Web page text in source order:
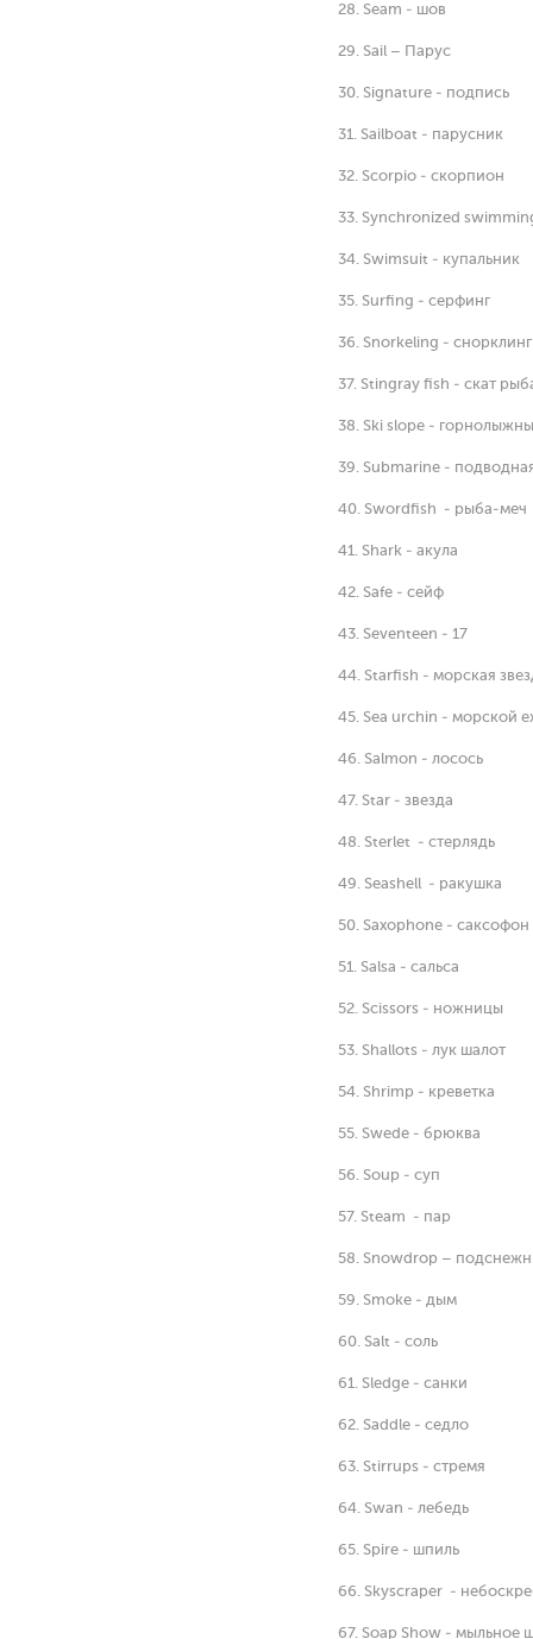
28. Seam - шов
29. Sail – Парус
30. Signature - подпись
31. Sailboat - парусник
32. Scorpio - скорпион
33. Synchronized
34. Swimsuit - купальник
35. Surfing - серфинг
36. Snorkeling - снорклинг
37. Stingray fish - скат
38. Ski slope -
39. Submarine -
40. Swordfish - рыба-меч
41. Shark - акула
42. Safe - сейф
43. Seventeen - 17
44. Starfish - морская
45. Sea urchin - морской
46. Salmon - лосось
47. Star - звезда
48. Sterlet - стерлядь
49. Seashell - ракушка
50. Saxophone - саксофон
51. Salsa - сальса
52. Scissors - ножницы
53. Shallots - лук шалот
54. Shrimp - креветка
55. Swede - брюква
56. Soup - суп
57. Steam - пар
58. Snowdrop –
59. Smoke - дым
60. Salt - соль
61. Sledge - санки
62. Saddle - седло
63. Stirrups - стремя
64. Swan - лебедь
65. Spire - шпиль
66. Skyscraper -
67. Soap Show - мыльное